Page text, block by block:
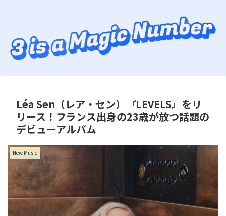
Léa Sen（レア・セン）『LEVELS』をリ
リース！フランス出身の23歳が放つ話題の
デビューアルバム
New Music